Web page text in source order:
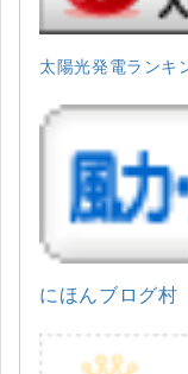
太陽光発電ランキ
にほんブログ村